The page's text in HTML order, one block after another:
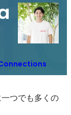
つでも多くの